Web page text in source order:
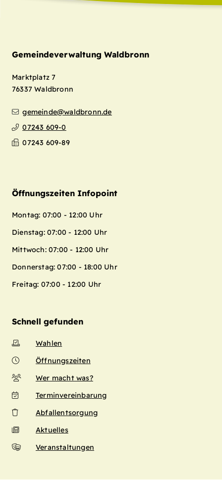
Gemeindeverwaltung Waldbronn
Marktplatz 7
76337 Waldbronn
gemeinde@waldbronn.de
07243 609-0
07243 609-89
Öffnungszeiten Infopoint
Montag: 07:00 - 12:00 Uhr
Dienstag: 07:00 - 12:00 Uhr
Mittwoch: 07:00 - 12:00 Uhr
Donnerstag: 07:00 - 18:00 Uhr
Freitag: 07:00 - 12:00 Uhr
Schnell gefunden
Wahlen
Öffnungszeiten
Wer macht was?
Terminvereinbarung
Abfallentsorgung
Aktuelles
Veranstaltungen